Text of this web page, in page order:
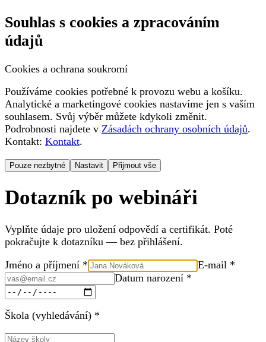
Souhlas s cookies a zpracováním
údajů
Cookies a ochrana soukromí
Používáme cookies potřebné k provozu webu a košíku.
Analytické a marketingové cookies nastavíme jen s vaším
souhlasem. Svůj výběr můžete kdykoli změnit.
Podrobnosti najdete v Zásadách ochrany osobních údajů.
Kontakt: Kontakt.
Pouze nezbytné Nastavit Přijmout vše
Dotazník po webináři
Vyplňte údaje pro uložení odpovědí a certifikát. Poté
pokračujte k dotazníku — bez přihlášení.
Jméno a příjmení *
E-mail *
Datum narození *
Škola (vyhledávání) *